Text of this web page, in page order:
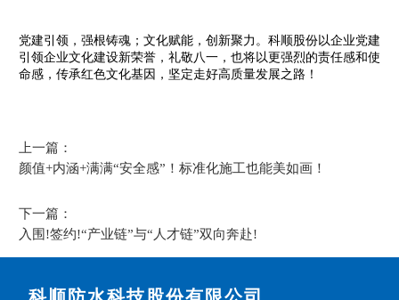
党建引领，强根铸魂；文化赋能，创新聚力。科顺股份以企业党建
引领企业文化建设新荣誉，礼敬八一，也将以更强烈的责任感和使
命感，传承红色文化基因，坚定走好高质量发展之路！
上一篇：
颜值+内涵+满满“安全感”！标准化施工也能美如画！
下一篇：
入围!签约!“产业链”与“人才链”双向奔赴!